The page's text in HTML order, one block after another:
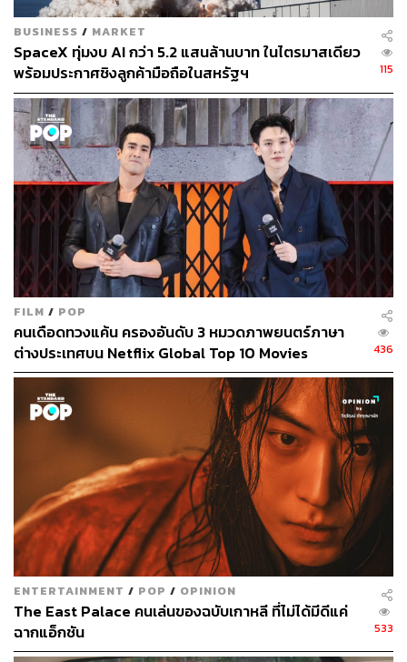
TAGS: ซีรีส์ Netflix Elon Musk คนข้ามเพศ
449
ABOUT THE AUTHOR
จิรันธนิน กมลเลิศ
Content Creator ประจำ THE STANDARD
BUSINESS / MARKET
SpaceX ทุ่มงบ AI กว่า 5.2 แสนล้านบาท ในไตรมาสเดียว
พร้อมประกาศชิงลูกค้ามือถือในสหรัฐฯ
115
FILM / POP
คนเดือดทวงแค้น ครองอันดับ 3 หมวดภาพยนตร์ภาษา
ต่างประเทศบน Netflix Global Top 10 Movies
436
ENTERTAINMENT / POP / OPINION
The East Palace คนเล่นของฉบับเกาหลี ที่ไม่ได้มีดีแค่
ฉากแอ็กชัน
533